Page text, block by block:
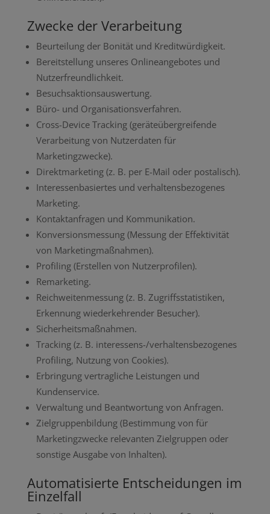
Zwecke der Verarbeitung
Beurteilung der Bonität und Kreditwürdigkeit.
Bereitstellung unseres Onlineangebotes und
Nutzerfreundlichkeit.
Besuchsaktionsauswertung.
Büro- und Organisationsverfahren.
Cross-Device Tracking (geräteübergreifende
Verarbeitung von Nutzerdaten für
Marketingzwecke).
Direktmarketing (z. B. per E-Mail oder postalisch).
Interessenbasiertes und verhaltensbezogenes
Marketing.
Kontaktanfragen und Kommunikation.
Konversionsmessung (Messung der Effektivität
von Marketingmaßnahmen).
Profiling (Erstellen von Nutzerprofilen).
Remarketing.
Reichweitenmessung (z. B. Zugriffsstatistiken,
Erkennung wiederkehrender Besucher).
Sicherheitsmaßnahmen.
Tracking (z. B. interessens-/verhaltensbezogenes
Profiling, Nutzung von Cookies).
Erbringung vertragliche Leistungen und
Kundenservice.
Verwaltung und Beantwortung von Anfragen.
Zielgruppenbildung (Bestimmung von für
Marketingzwecke relevanten Zielgruppen oder
sonstige Ausgabe von Inhalten).
Automatisierte Entscheidungen im
Einzelfall